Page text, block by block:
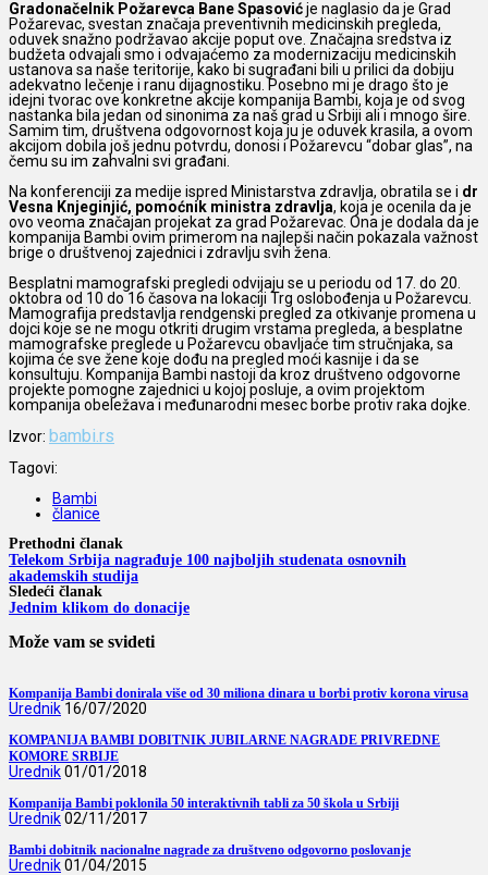
Gradonačelnik Požarevca Bane Spasovićje naglasio da je Grad
Požarevac, svestan značaja preventivnih medicinskih pregleda,
oduvek snažno podržavao akcije poput ove. Značajna sredstva iz
budžeta odvajali smo i odvajaćemo za modernizaciju medicinskih
ustanova sa naše teritorije, kako bi sugrađani bili u prilici da dobiju
adekvatno lečenje i ranu dijagnostiku. Posebno mi je drago što je
idejni tvorac ove konkretne akcije kompanija Bambi, koja je od svog
nastanka bila jedan od sinonima za naš grad u Srbiji ali i mnogo šire.
Samim tim, društvena odgovornost koja ju je oduvek krasila, a ovom
akcijom dobila još jednu potvrdu, donosi i Požarevcu “dobar glas”, na
čemu su im zahvalni svi građani.
Na konferenciji za medije ispred Ministarstva zdravlja, obratila se i dr
Vesna Knjeginjić, pomoćnik ministra zdravlja, koja je ocenila da je
ovo veoma značajan projekat za grad Požarevac. Ona je dodala da je
kompanija Bambi ovim primerom na najlepši način pokazala važnost
brige o društvenoj zajednici i zdravlju svih žena.
Besplatni mamografski pregledi odvijaju se u periodu od 17. do 20.
oktobra od 10 do 16 časova na lokaciji Trg oslobođenja u Požarevcu.
Mamografija predstavlja rendgenski pregled za otkivanje promena u
dojci koje se ne mogu otkriti drugim vrstama pregleda, a besplatne
mamografske preglede u Požarevcu obavljaće tim stručnjaka, sa
kojima će sve žene koje dođu na pregled moći kasnije i da se
konsultuju. Kompanija Bambi nastoji da kroz društveno odgovorne
projekte pomogne zajednici u kojoj posluje, a ovim projektom
kompanija obeležava i međunarodni mesec borbe protiv raka dojke.
Izvor: bambi.rs
Tagovi:
Bambi
članice
Prethodni članak
Telekom Srbija nagrađuje 100 najboljih studenata osnovnih
akademskih studija
Sledeći članak
Jednim klikom do donacije
Može vam se svideti
Kompanija Bambi donirala više od 30 miliona dinara u borbi protiv korona virusa
Urednik 16/07/2020
KOMPANIJA BAMBI DOBITNIK JUBILARNE NAGRADE PRIVREDNE
KOMORE SRBIJE
Urednik01/01/2018
Kompanija Bambi poklonila 50 interaktivnih tabli za 50 škola u Srbiji
Urednik02/11/2017
Bambi dobitnik nacionalne nagrade za društveno odgovorno poslovanje
Urednik01/04/2015